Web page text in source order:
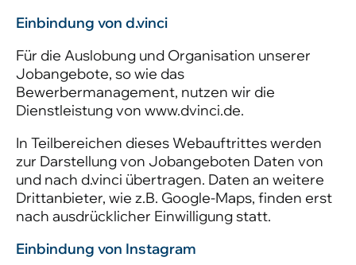
Einbindung von d.vinci
Für die Auslobung und Organisation unserer
Jobangebote, so wie das
Bewerbermanagement, nutzen wir die
Dienstleistung von www.dvinci.de.
In Teilbereichen dieses Webauftrittes werden
zur Darstellung von Jobangeboten Daten von
und nach d.vinci übertragen. Daten an weitere
Drittanbieter, wie z.B. Google-Maps, finden erst
nach ausdrücklicher Einwilligung statt.
Einbindung von Instagram